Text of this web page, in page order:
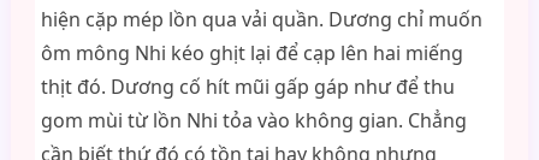
hiện cặp mép lồn qua vải quần. Dương chỉ muốn
ôm mông Nhi kéo ghịt lại để cạp lên hai miếng
thịt đó. Dương cố hít mũi gấp gáp như để thu
gom mùi từ lồn Nhi tỏa vào không gian. Chẳng
cần biết thứ đó có tồn tại hay không nhưng